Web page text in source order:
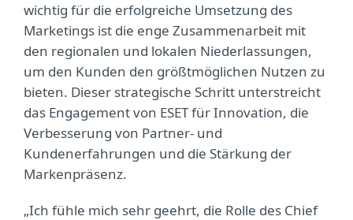
wichtig für die erfolgreiche Umsetzung des
Marketings ist die enge Zusammenarbeit mit
den regionalen und lokalen Niederlassungen,
um den Kunden den größtmöglichen Nutzen zu
bieten. Dieser strategische Schritt unterstreicht
das Engagement von ESET für Innovation, die
Verbesserung von Partner- und
Kundenerfahrungen und die Stärkung der
Markenpräsenz.
„Ich fühle mich sehr geehrt, die Rolle des Chief